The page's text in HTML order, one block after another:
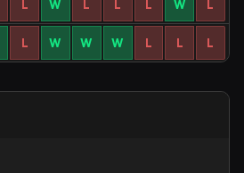
L W L L L W L
L W W W L L L